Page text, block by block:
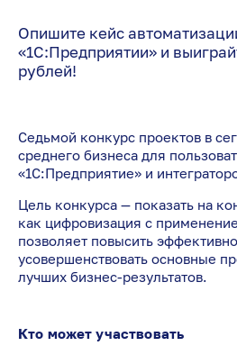
Опишите кейс
«1С:Предприятии» и
рублей!
Седьмой конкурс проектов в
среднего бизнеса для
«1С:Предприятие» и
Цель конкурса — показать на
как цифровизация с
позволяет повысить
усовершенствовать основные
лучших бизнес-результатов.
Кто может участвовать